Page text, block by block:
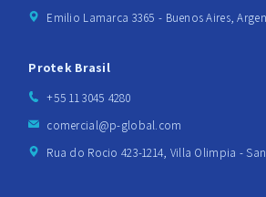
Emilio Lamarca 3365 - Buenos Aires,
Protek Brasil
+55 11 3045 4280
comercial@p-global.com
Rua do Rocio 423-1214, Villa Olimpia -